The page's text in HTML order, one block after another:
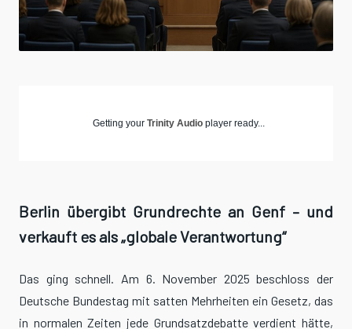
Getting your Trinity Audio player ready...
Berlin übergibt Grundrechte an Genf – und
verkauft es als „globale Verantwortung“
Das ging schnell. Am 6. November 2025 beschloss der
Deutsche Bundestag mit satten Mehrheiten ein Gesetz, das
in normalen Zeiten jede Grundsatzdebatte verdient hätte,